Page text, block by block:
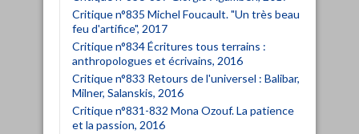
Critique n°835 Michel Foucault. "Un très beau
feu d'artifice", 2017
Critique n°834 Écritures tous terrains :
anthropologues et écrivains, 2016
Critique n°833 Retours de l'universel : Balibar,
Milner, Salanskis, 2016
Critique n°831-832 Mona Ozouf. La patience
et la passion, 2016